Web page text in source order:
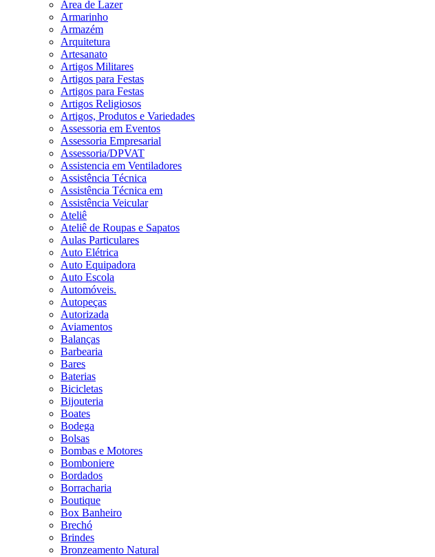
Área de Lazer
Armarinho
Armazém
Arquitetura
Artesanato
Artigos Militares
Artigos para Festas
Artigos para Festas
Artigos Religiosos
Artigos, Produtos e Variedades
Assessoria em Eventos
Assessoria Empresarial
Assessoria/DPVAT
Assistencia em Ventiladores
Assistência Técnica
Assistência Técnica em
Assistência Veicular
Ateliê
Ateliê de Roupas e Sapatos
Aulas Particulares
Auto Elétrica
Auto Equipadora
Auto Escola
Automóveis.
Autopeças
Autorizada
Aviamentos
Balanças
Barbearia
Bares
Baterias
Bicicletas
Bijouteria
Boates
Bodega
Bolsas
Bombas e Motores
Bomboniere
Bordados
Borracharia
Boutique
Box Banheiro
Brechó
Brindes
Bronzeamento Natural